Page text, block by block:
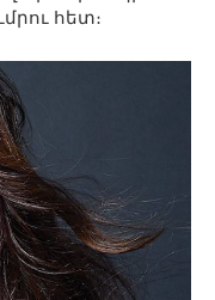
հետ։